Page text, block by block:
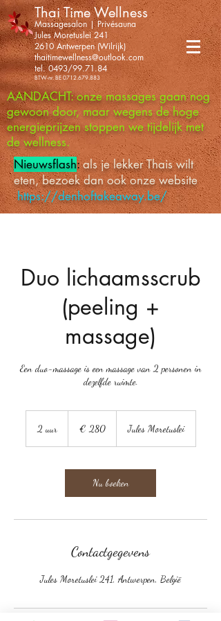
Thai Time Wellness
Massagesalon | Privésauna
Jules Moretuslei 241
2610 Antwerpen (Wilrijk)
thaitimewellness@outlook.com
tel. 0493/99.71.84
BTW-nr. BE 0712.679.883
AANDACHT: onze massages gaan nog
gewoon door, maar wegens de hoge
energieprijzen stoppen we tijdelijk met
de wellness.
Nieuwsflash:als je lekker Thais wilt
eten, bezoek dan ook onze website
https://denhoftakeaway.be/
Duo lichaamsscrub
(peeling +
massage)
Een duo-massage is een massage van 2 personen in
dezelfde ruimte.
2 uur2
€ 280 Jules Moretuslei
Nu boeken
Contactgegevens
Jules Moretuslei 241, Antwerpen, België